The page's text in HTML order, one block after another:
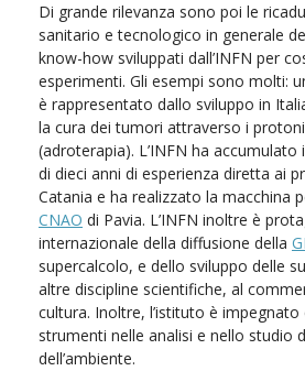
Di grande rilevanza sono poi le
sanitario e tecnologico in generale
know-how sviluppati dall’INFN per
esperimenti. Gli esempi sono molti:
è rappresentato dallo sviluppo in
la cura dei tumori attraverso i
(adroterapia). L’INFN ha
di dieci anni di esperienza diretta ai
Catania e ha realizzato la macchina
CNAO di Pavia. L’INFN inoltre è
internazionale della diffusione della
supercalcolo, e dello sviluppo delle
altre discipline scientifiche, al
cultura. Inoltre, l’istituto è impegnato
strumenti nelle analisi e nello studio
dell’ambiente.